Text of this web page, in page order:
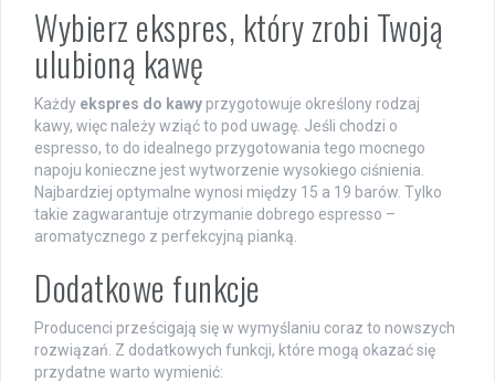
Wybierz ekspres, który zrobi Twoją
ulubioną kawę
Każdy ekspres do kawy przygotowuje określony rodzaj
kawy, więc należy wziąć to pod uwagę. Jeśli chodzi o
espresso, to do idealnego przygotowania tego mocnego
napoju konieczne jest wytworzenie wysokiego ciśnienia.
Najbardziej optymalne wynosi między 15 a 19 barów. Tylko
takie zagwarantuje otrzymanie dobrego espresso –
aromatycznego z perfekcyjną pianką.
Dodatkowe funkcje
Producenci prześcigają się w wymyślaniu coraz to nowszych
rozwiązań. Z dodatkowych funkcji, które mogą okazać się
przydatne warto wymienić: